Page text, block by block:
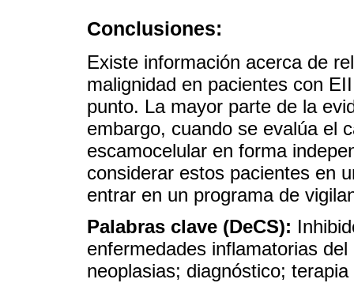
Conclusiones:
Existe información acerca de
malignidad en pacientes con
punto. La mayor parte de la
embargo, cuando se evalúa el
escamocelular en forma
considerar estos pacientes en
entrar en un programa de
Palabras clave (DeCS):
enfermedades inflamatorias
neoplasias; diagnóstico; terapia